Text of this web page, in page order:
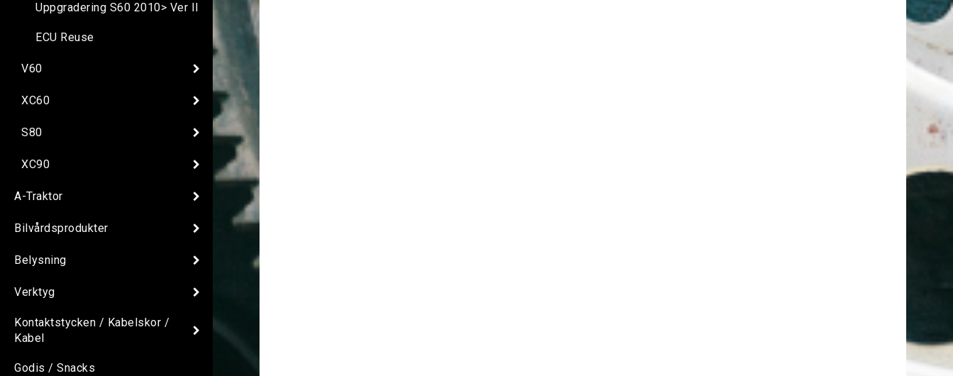
Uppgradering S60 2010> Ver II
ECU Reuse
V60
XC60
S80
XC90
A-Traktor
Bilvårdsprodukter
Belysning
Verktyg
Kontaktstycken / Kabelskor /
Kabel
Godis / Snacks